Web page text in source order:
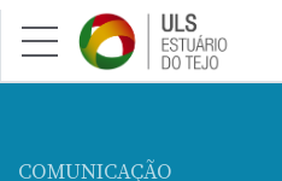
Saltar para conteúdo principal
COMUNICAÇÃO